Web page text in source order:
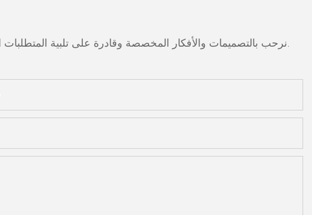
نرحب بالتصميمات والأفكار المخصصة وقادرة على تلبية المتطلبات المحددة. لمزيد من المعلومات، يرجى زيارة الموقع الإلكتروني أو الاتصال بنا مباشرة مع أسئلة أو استفسارات.